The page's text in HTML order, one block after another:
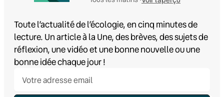
Toute l’actualité de l’écologie, en cinq minutes de
lecture. Un article à la Une, des brèves, des sujets de
réflexion, une vidéo et une bonne nouvelle ou une
bonne idée chaque jour !